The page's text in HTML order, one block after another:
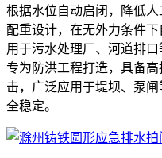
根据水位自动启闭，降低
配重设计，在无外力条件
用于污水处理厂、河道排口
专为防洪工程打造，具备
击，广泛应用于堤坝、泵
全稳定。